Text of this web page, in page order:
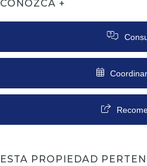
CONOZCA +
ESTA PROPIEDAD